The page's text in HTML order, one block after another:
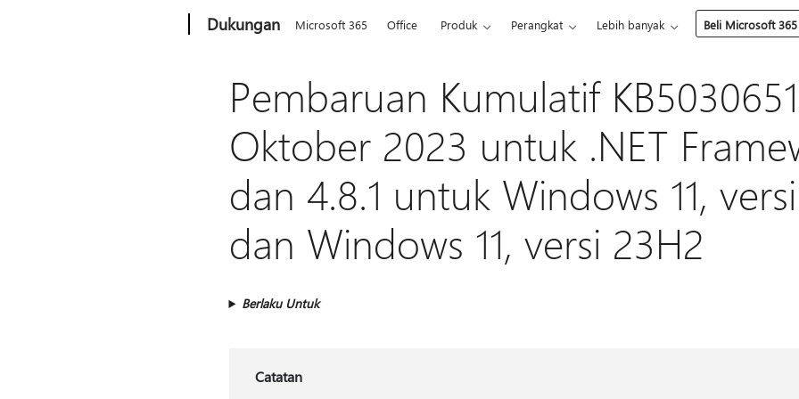
Dukungan Microsoft 365 Office Produk Perangkat Lebih banyak Beli Microsoft 365
Pembaruan Kumulatif
Oktober 2023 untuk .NET
dan 4.8.1 untuk Windows 11,
dan Windows 11, versi 23H2
Berlaku Untuk
Catatan